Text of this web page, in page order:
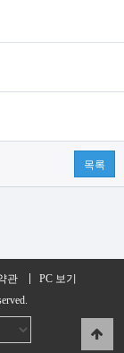
목록
관
PC 보기